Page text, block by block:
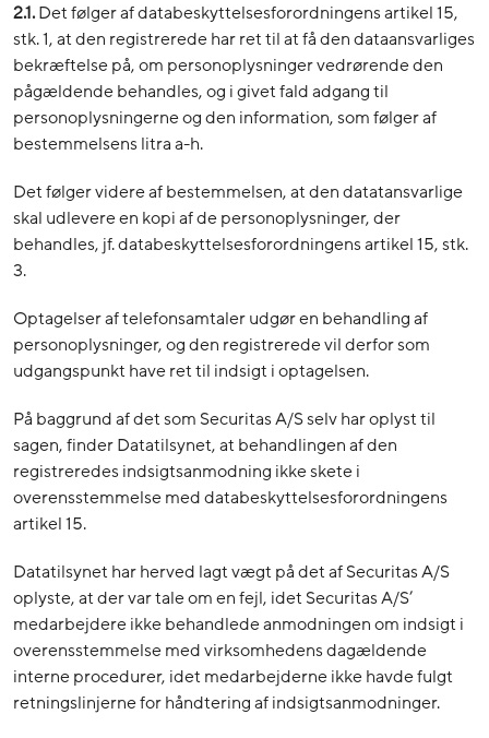
2.1.Det følger af databeskyttelsesforordningens artikel 15,
stk. 1, at den registrerede har ret til at få den dataansvarliges
bekræftelse på, om personoplysninger vedrørende den
pågældende behandles, og i givet fald adgang til
personoplysningerne og den information, som følger af
bestemmelsens litra a-h.
Det følger videre af bestemmelsen, at den datatansvarlige
skal udlevere en kopi af de personoplysninger, der
behandles, jf. databeskyttelsesforordningens artikel 15, stk.
3.
Optagelser af telefonsamtaler udgør en behandling af
personoplysninger, og den registrerede vil derfor som
udgangspunkt have ret til indsigt i optagelsen.
På baggrund af det som Securitas A/S selv har oplyst til
sagen, finder Datatilsynet, at behandlingen af den
registreredes indsigtsanmodning ikke skete i
overensstemmelse med databeskyttelsesforordningens
artikel 15.
Datatilsynet har herved lagt vægt på det af Securitas A/S
oplyste, at der var tale om en fejl, idet Securitas A/S’
medarbejdere ikke behandlede anmodningen om indsigt i
overensstemmelse med virksomhedens dagældende
interne procedurer, idet medarbejderne ikke havde fulgt
retningslinjerne for håndtering af indsigtsanmodninger.